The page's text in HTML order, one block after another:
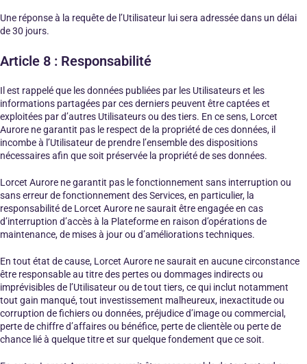
Une réponse à la requête de l’Utilisateur lui sera adressée dans un délai
de 30 jours.
Article 8 : Responsabilité
Il est rappelé que les données publiées par les Utilisateurs et les
informations partagées par ces derniers peuvent être captées et
exploitées par d’autres Utilisateurs ou des tiers. En ce sens, Lorcet
Aurore ne garantit pas le respect de la propriété de ces données, il
incombe à l’Utilisateur de prendre l’ensemble des dispositions
nécessaires afin que soit préservée la propriété de ses données.
Lorcet Aurore ne garantit pas le fonctionnement sans interruption ou
sans erreur de fonctionnement des Services, en particulier, la
responsabilité de Lorcet Aurore ne saurait être engagée en cas
d’interruption d’accès à la Plateforme en raison d’opérations de
maintenance, de mises à jour ou d’améliorations techniques.
En tout état de cause, Lorcet Aurore ne saurait en aucune circonstance
être responsable au titre des pertes ou dommages indirects ou
imprévisibles de l’Utilisateur ou de tout tiers, ce qui inclut notamment
tout gain manqué, tout investissement malheureux, inexactitude ou
corruption de fichiers ou données, préjudice d’image ou commercial,
perte de chiffre d’affaires ou bénéfice, perte de clientèle ou perte de
chance lié à quelque titre et sur quelque fondement que ce soit.